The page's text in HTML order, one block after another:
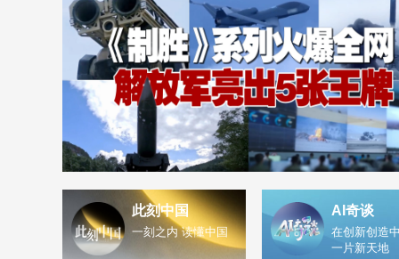
此刻中国
一刻之内 读懂中国
AI奇谈
在创新创造
一片新天地